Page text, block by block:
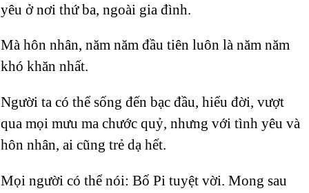
yêu ở nơi thứ ba, ngoài gia đình.
Mà hôn nhân, năm năm đầu tiên luôn là năm năm
khó khăn nhất.
Người ta có thể sống đến bạc đầu, hiểu đời, vượt
qua mọi mưu ma chước quỷ, nhưng với tình yêu và
hôn nhân, ai cũng trẻ dạ hết.
Mọi người có thể nói: Bố Pi tuyệt vời. Mong sau